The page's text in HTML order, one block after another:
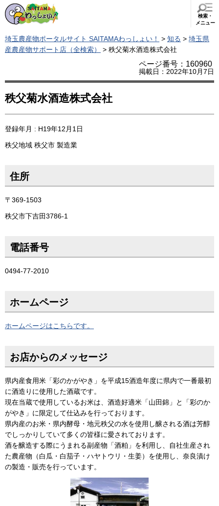
検索・
メニュー
埼玉農産物ポータルサイト SAITAMAわっしょい！ > 知る > 埼玉県
産農産物サポート店（全検索）
> 秩父菊水酒造株式会社
ページ番号：160960
掲載日：2022年10月7日
秩父菊水酒造株式会社
登録年月 : H19年12月1日
秩父地域 秩父市 製造業
住所
〒369-1503
秩父市下吉田3786-1
電話番号
0494-77-2010
ホームページ
ホームページはこちらです。
お店からのメッセージ
県内産食用米「彩のかがやき」を平成15酒造年度に県内で一番最初
に酒造りに使用した酒蔵です。
現在当蔵で使用しているお米は、酒造好適米「山田錦」と「彩のか
がやき」に限定して仕込みを行っております。
県内産のお米・県内酵母・地元秩父の水を使用し醸される酒は芳醇
でしっかりしていて多くの皆様に愛されております。
酒を醸造する際にうまれる副産物「酒粕」を利用し、自社生産され
た農産物（白瓜・白茄子・ハヤトウリ・生姜）を使用し、奈良漬け
の製造・販売を行っています。